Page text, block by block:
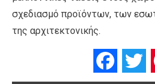
σχεδιασμό προϊόντων, των
της αρχιτεκτονικής.